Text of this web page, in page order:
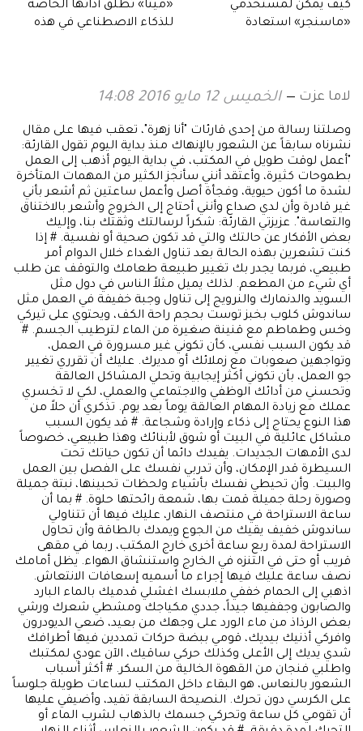
كيف يمكن لمستخدمي
«ماسنجر» استعادة
«ميتا» تطلق أداتها الخاصة
للذكاء الاصطناعي في هذه
لاما عزت الخميس 12 مايو 2016 14:08
وصلتنا رسالة من إحدى قارئات "أنا زهرة"، تعقب فيها على مقال
نشرناه سابقاً عن الشعور بالإنهاك منذ بداية اليوم تقول القارئة:
"أعمل لوقت طويل في المكتب، في بداية اليوم أذهب إلى العمل
بطموحات كثيرة، وأعتقد أنني سأنجز الكثير من المهمات المتأخرة
لشدة ما أكون حيوية، وفجأة أصل وأعمل ساعتين ثم أشعر بأني
غير قادرة وأن لدي صداع وأنني أحتاج إلى الخروج وأشعر بالاختناق
والتعاسة". عزيزتي القارئة: شكراً لرسالتك وثقتك بنا، وإليك
بعض الأفكار عن حالتك والتي قد تكون صحية أو نفسية. # إذا
كنت تشعرين بهذه الحالة بعد تناول الغداء خلال الدوام أمر
طبيعي، فربما يجدر بك تغيير طبيعة طعامك والتوقف عن طلب
أي شيء من المطعم. لذلك يميل مثلاً الناس في دول مثل
السويد والدنمارك والنرويج إلى تناول وجبة خفيفة في العمل مثل
ساندوش كلوب بخبز توست بحجم راحة الكف، ويحتوي على تيركي
وخس وطماطم مع قنينة صغيرة من الماء لترطيب الجسم. #
قد يكون السبب نفسي، كأن تكوني غير مسرورة في العمل،
وتواجهين صعوبات مع زملائك أو مديرك. عليك أن تقرري تغيير
جو العمل، بأن تكوني أكثر إيجابية وتحلي المشاكل العالقة
وتحسني من أدائك الوظفي والاجتماعي والعملي، لكي لا تخسري
عملك مع زيادة المهام العالقة يوماً بعد يوم. تذكري أن حلاً من
هذا النوع يحتاج إلى ذكاء وإرادة وشجاعة. # قد يكون السبب
مشاكل عائلية في البيت أو شوق لأبنائك وهذا طبيعي، خصوصاً
لدى الأمهات الجديدات. يفيدك دائما أن تكون حياتك تحت
السيطرة قدر الإمكان، وأن تدربي نفسك على الفصل بين العمل
والبيت. وأن تحيطي نفسك بأشياء ولحظات تحبينها، نبتة جميلة
وصورة رحلة جميلة قمت بها، شمعة رائحتها حلوة. # بما أن
ساعة الاستراحة في منتصف النهار، عليك فيها أن تتناولي
ساندوش خفيف يقيك من الجوع ويمدك بالطاقة وأن تحاول
الاستراحة لمدة ربع ساعة أخرى خارج المكتب، ربما في مقهى
قريب أو حتى في التنزه في الخارج واستنشاق الهواء. يظل أمامك
نصف ساعة عليك فيها إجراء ما أسميه إسعافات الانتعاش.
اذهبي إلى الحمام خففي ملابسك اغشلي قدميك بالماء البارد
والصابون وجففيها جيداً، جددي مكياجك ومشطي شعرك ورشي
بعض الرذاذ من ماء الورد على وجهك من بعيد، ضعي الديودرون
وافركي أذنيك بيديك، قومي ببضة حركات تمددين فيها أطرافك
شدي يديك إلى الأعلى وكذلك حركي ساقيك، الآن عودي لمكتبك
واطلبي فنجان من القهوة الخالية من السكر. # أكثر أسباب
الشعور بالنعاس، هو البقاء داخل المكتب لساعات طويلة جلوساً
على الكرسي دون تحرك. النصيحة السابقة تفيد، وأضيفي عليها
أن تقومي كل ساعة وتحركي جسمك بالذهاب لشرب الماء أو